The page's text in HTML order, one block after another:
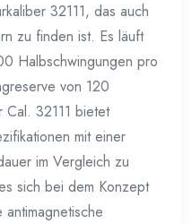
32111, das auch
zu finden ist. Es läuft
Halbschwingungen pro
von 120
Cal. 32111 bietet
mit einer
im Vergleich zu
sich bei dem Konzept